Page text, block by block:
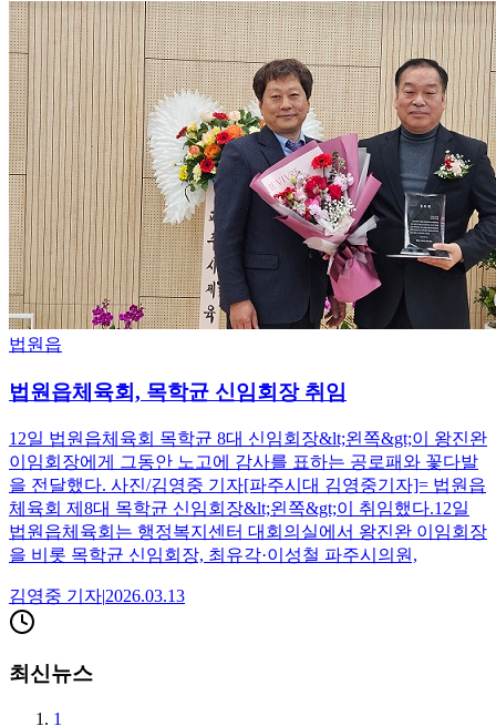
법원읍
법원읍체육회, 목학균 신임회장 취임
12일 법원읍체육회 목학균 8대 신임회장&lt;왼쪽&gt;이 왕진완
이임회장에게 그동안 노고에 감사를 표하는 공로패와 꽃다발
을 전달했다. 사진/김영중 기자[파주시대 김영중기자]= 법원읍
체육회 제8대 목학균 신임회장&lt;왼쪽&gt;이 취임했다.12일
법원읍체육회는 행정복지센터 대회의실에서 왕진완 이임회장
을 비롯 목학균 신임회장, 최유각·이성철 파주시의원,
김영중 기자|2026.03.13
최신뉴스
1